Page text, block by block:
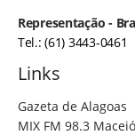
Representação -
Tel.: (61) 3443-0461
Links
Gazeta de Alagoas
MIX FM 98.3 Maceió